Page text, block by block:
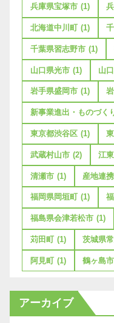
兵庫県宝塚市 (1)
北海道中川町 (1)
千葉県習志野市 (1)
山口県光市 (1) 山
岩手県盛岡市 (1)
新事業進出・ものづく
東京都渋谷区 (1)
武蔵村山市 (2) 江
清瀬市 (1) 産地連
福岡県岡垣町 (1)
福島県会津若松市 (1)
苅田町 (1) 茨城県
阿見町 (1) 鶴ヶ島市
アーカイブ